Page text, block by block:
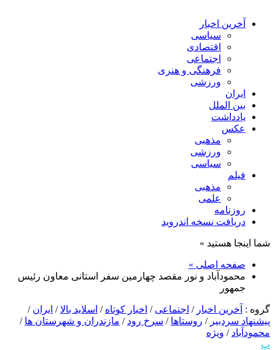
آخرین اخبار
سیاسی
اقتصادی
اجتماعی
فرهنگی و هنری
ورزشی
ایران
بین الملل
یادداشت
عکس
مذهبی
ورزشی
سیاسی
فیلم
مذهبی
علمی
روزنامه
دریافت نسخه اندروید
شما اینجا هستید »
صفحه اصلی »
محمودآباد و نور مقصد چهارمین سفر استانی معاون رئیس
جمهور
گروه : آخرین اخبار / اجتماعی / اخبار کوتاه / اسلاید بالا/ ایران /
پیشنهاد سردبیر / روستاها / سرخ رود / مازندران و شهرستان ها /
محمودآباد / ویژه
پ